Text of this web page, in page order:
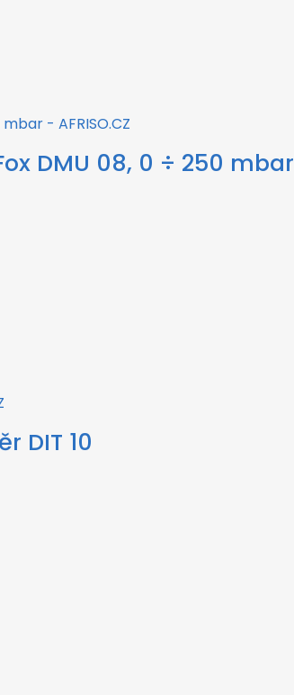
DMU 08, 0 ÷ 250 mbar
DIT 10